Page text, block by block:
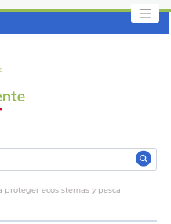
ecosistemas y pesca